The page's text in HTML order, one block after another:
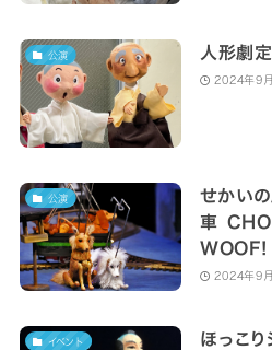
公演 人形劇
2024年9
公演
せかい
車
WOOF!
2024年9
イベント
ほっこり